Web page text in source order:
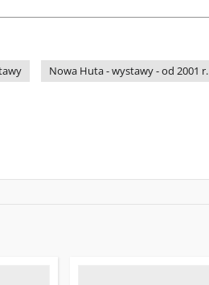
Nowa Huta - wystawy - od 2001 r.